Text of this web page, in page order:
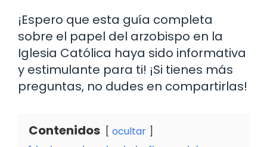
¡Espero que esta guía completa
sobre el papel del arzobispo en la
Iglesia Católica haya sido informativa
y estimulante para ti! ¡Si tienes más
preguntas, no dudes en compartirlas!
Contenidos ocultar